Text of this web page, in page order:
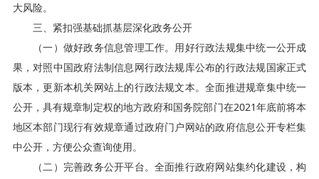
大风险。
三、紧扣强基础抓基层深化政务公开
（一）做好政务信息管理工作。用好行政法规集中统一公开成
果，对照中国政府法制信息网行政法规库公布的行政法规国家正式
版本，更新本机关网站上的行政法规文本。全面推进规章集中统一
公开，具有规章制定权的地方政府和国务院部门在2021年底前将本
地区本部门现行有效规章通过政府门户网站的政府信息公开专栏集
中公开，方便公众查询使用。
（二）完善政务公开平台。全面推行政府网站集约化建设，构